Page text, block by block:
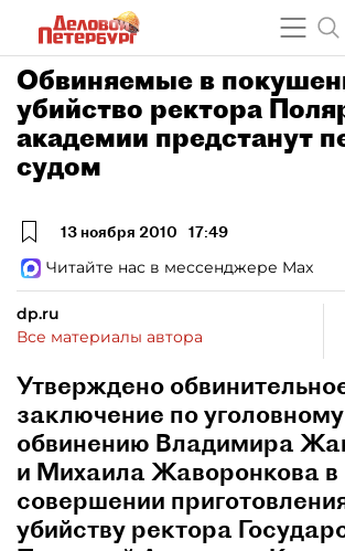
Обвиняемые в
убийство ректора
академии предстанут
судом
13 ноября 2010 17:49
Читайте нас в мессенджере Max
dp.ru
Все материалы автора
Утверждено
заключение по
обвинению Владимира
и Михаила Жаворонкова в
совершении
убийству ректора